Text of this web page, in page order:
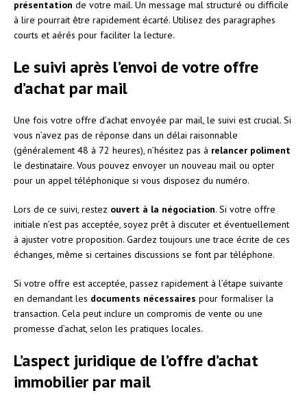
présentation de votre mail. Un message mal structuré ou difficile
à lire pourrait être rapidement écarté. Utilisez des paragraphes
courts et aérés pour faciliter la lecture.
Le suivi après l’envoi de votre offre
d’achat par mail
Une fois votre offre d’achat envoyée par mail, le suivi est crucial. Si
vous n’avez pas de réponse dans un délai raisonnable
(généralement 48 à 72 heures), n’hésitez pas à relancer poliment
le destinataire. Vous pouvez envoyer un nouveau mail ou opter
pour un appel téléphonique si vous disposez du numéro.
Lors de ce suivi, restez ouvert à la négociation. Si votre offre
initiale n’est pas acceptée, soyez prêt à discuter et éventuellement
à ajuster votre proposition. Gardez toujours une trace écrite de ces
échanges, même si certaines discussions se font par téléphone.
Si votre offre est acceptée, passez rapidement à l’étape suivante
en demandant les documents nécessaires pour formaliser la
transaction. Cela peut inclure un compromis de vente ou une
promesse d’achat, selon les pratiques locales.
L’aspect juridique de l’offre d’achat
immobilier par mail